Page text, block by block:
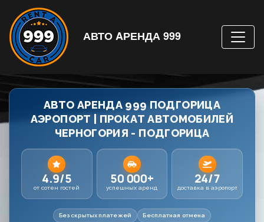
АВТО AРЕНДА 999
АВТО АРЕНДА 999 ПОДГОРИЦА
АЭРОПОРТ | ПРОКАТ АВТОМОБИЛЕЙ
ЧЕРНОГОРИЯ - ПОДГОРИЦА
4.9/5
от сотен гостей
50 000+
успешных аренд
24/7
доставка в аэропорт
Без скрытых платежей Бесплатная отмена